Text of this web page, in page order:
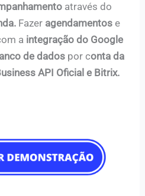
através do
Fazer agendamentose
a integração do Google
de dados por conta da
API Oficial e Bitrix.